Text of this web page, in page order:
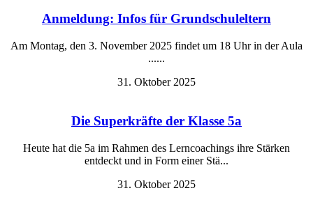
Anmeldung: Infos für Grundschuleltern
Am Montag, den 3. November 2025 findet um 18 Uhr in der Aula
......
31. Oktober 2025
Die Superkräfte der Klasse 5a
Heute hat die 5a im Rahmen des Lerncoachings ihre Stärken
entdeckt und in Form einer Stä...
31. Oktober 2025